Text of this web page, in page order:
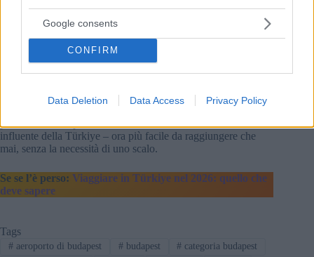
Google consents
CONFIRM
Data Deletion Data Access Privacy Policy
Il volo diretto rende Ankara un punto di partenza ideale per
esplorare le regioni interne della Türkiye. Dalla capitale, i
viaggiatori possono facilmente raggiungere la Cappadocia,
famosa per le sue straordinarie formazioni rocciose, le chiese
Il nuovo collegamentoBudapest-Ankaraè quindi più di una
possibilità di scoprire un lato meno conosciuto ma molto
influente della Türkiye – ora più facile da raggiungere che
mai, senza la necessità di uno scalo.
Se se l’è perso: Viaggiare in Türkiye nel 2026: quello che
deve sapere
Tags
#aeroporto di budapest #budapest # categoria budapest